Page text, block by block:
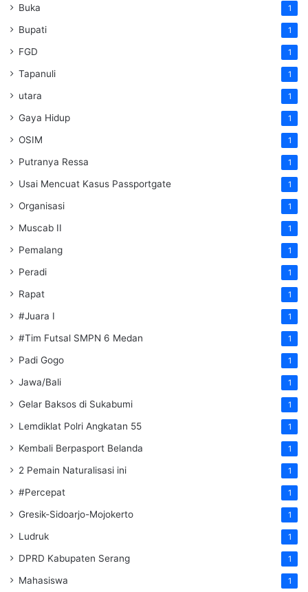
Buka 1
Bupati 1
FGD 1
Tapanuli 1
utara 1
Gaya Hidup 1
OSIM 1
Putranya Ressa 1
Usai Mencuat Kasus Passportgate 1
Organisasi 1
Muscab II 1
Pemalang 1
Peradi 1
Rapat 1
#Juara I 1
#Tim Futsal SMPN 6 Medan 1
Padi Gogo 1
Jawa/Bali 1
Gelar Baksos di Sukabumi 1
Lemdiklat Polri Angkatan 55 1
Kembali Berpasport Belanda 1
2 Pemain Naturalisasi ini 1
#Percepat 1
Gresik-Sidoarjo-Mojokerto 1
Ludruk 1
DPRD Kabupaten Serang 1
Mahasiswa 1